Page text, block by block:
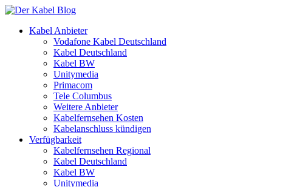
Kabel Anbieter
Vodafone Kabel Deutschland
Kabel Deutschland
Kabel BW
Unitymedia
Primacom
Tele Columbus
Weitere Anbieter
Kabelfernsehen Kosten
Kabelanschluss kündigen
Verfügbarkeit
Kabelfernsehen Regional
Kabel Deutschland
Kabel BW
Unitymedia